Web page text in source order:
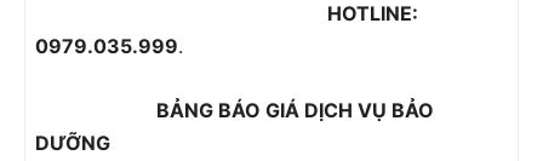
HOTLINE:
0979.035.999.
BẢNG BÁO GIÁ DỊCH VỤ BẢO
DƯỠNG